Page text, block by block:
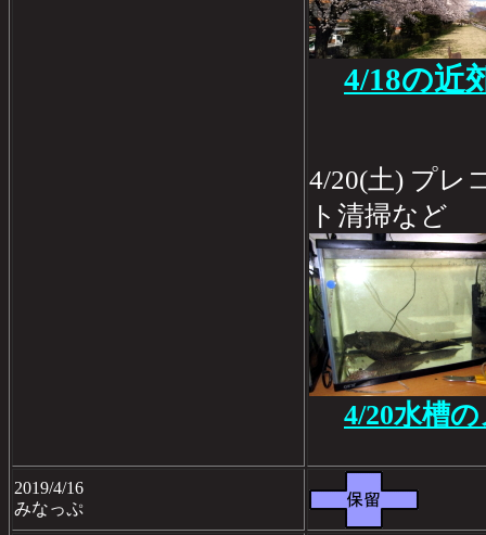
4/18の近
4/20(土) プレ
ト清掃など
4/20水槽
2019/4/16
みなっぷ